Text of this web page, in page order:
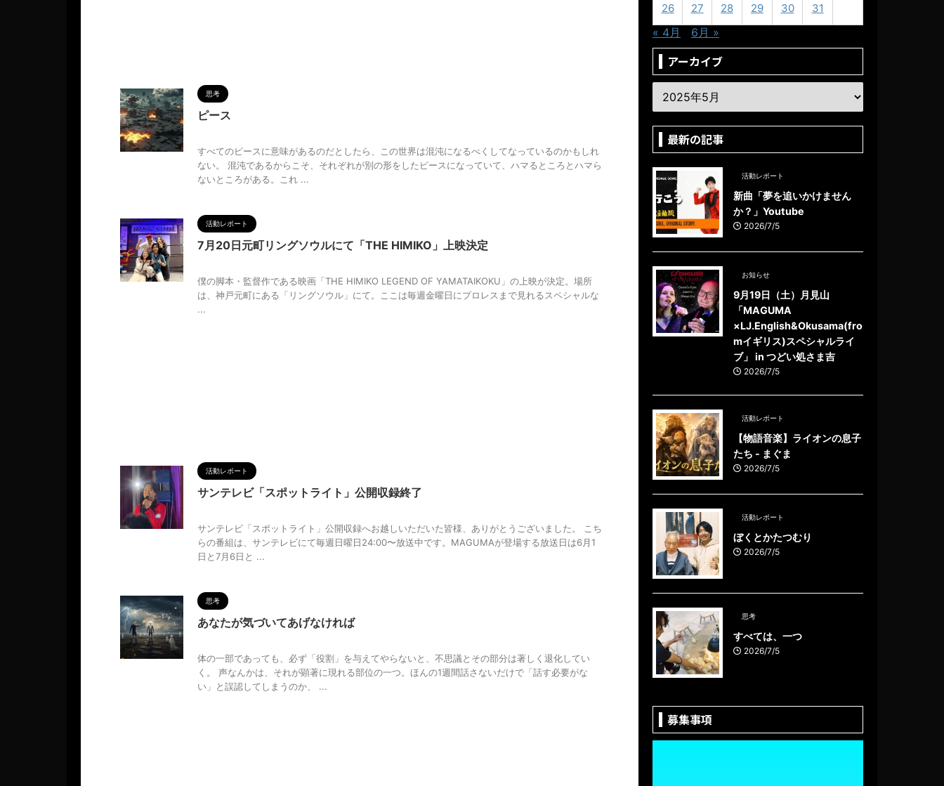
思考
ピース
すべてのピースに意味があるのだとしたら、この世界は混沌になるべくしてなっているのかもしれ
ない。 混沌であるからこそ、それぞれが別の形をしたピースになっていて、ハマるところとハマら
ないところがある。これ ...
活動レポート
7月20日元町リングソウルにて「THE HIMIKO」上映決定
僕の脚本・監督作である映画「THE HIMIKO LEGEND OF YAMATAIKOKU」の上映が決定。場所
は、神戸元町にある「リングソウル」にて。ここは毎週金曜日にプロレスまで見れるスペシャルな
...
活動レポート
サンテレビ「スポットライト」公開収録終了
サンテレビ「スポットライト」公開収録へお越しいただいた皆様、ありがとうございました。 こち
らの番組は、サンテレビにて毎週日曜日24:00〜放送中です。MAGUMAが登場する放送日は6月1
日と7月6日と ...
思考
あなたが気づいてあげなければ
体の一部であっても、必ず「役割」を与えてやらないと、不思議とその部分は著しく退化してい
く。 声なんかは、それが顕著に現れる部位の一つ。ほんの1週間話さないだけで「話す必要がな
い」と誤認してしまうのか、 ...
26 27 28 29 30 31
« 4月 6月 »
アーカイブ
最新の記事
活動レポート
新曲「夢を追いかけません
か？」Youtube
2026/7/5
お知らせ
9月19日（土）月見山
「MAGUMA
×LJ.English&Okusama(fro
mイギリス)スペシャルライ
ブ」 in つどい処さま吉
2026/7/5
活動レポート
【物語音楽】ライオンの息子
たち - まぐま
2026/7/5
活動レポート
ぼくとかたつむり
2026/7/5
思考
すべては、一つ
2026/7/5
募集事項